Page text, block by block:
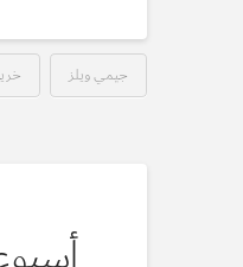
جيمي ويلز